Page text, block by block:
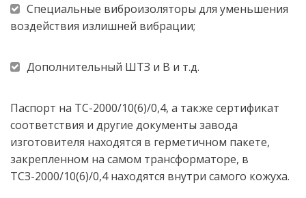
Специальные виброизоляторы для уменьшения
воздействия излишней вибрации;
Дополнительный ШТЗ и В и т.д.
Паспорт на ТС-2000/10(6)/0,4, а также сертификат
соответствия и другие документы завода
изготовителя находятся в герметичном пакете,
закрепленном на самом трансформаторе, в
ТСЗ-2000/10(6)/0,4 находятся внутри самого кожуха.